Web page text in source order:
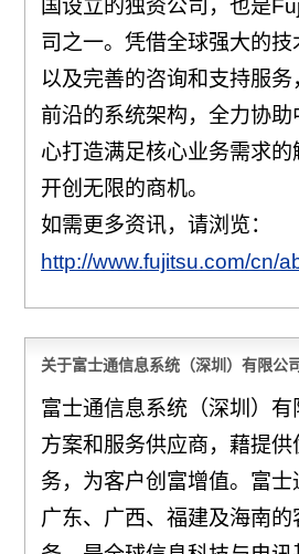
国设立的独资公司，也是
司之一。凭借全球强大的
以及完善的咨询和支持服
前沿的系统架构，全力协
心打造满足核心业务需求
开创无限的商机。
如需更多资讯，请浏览：
http://www.fujitsu.com/cn/
关于富士通信息系统（深圳）有限公
富士通信息系统（深圳）
方案和服务供应商，藉提
务，为客户创富增值。富
广东、广西、福建及海南